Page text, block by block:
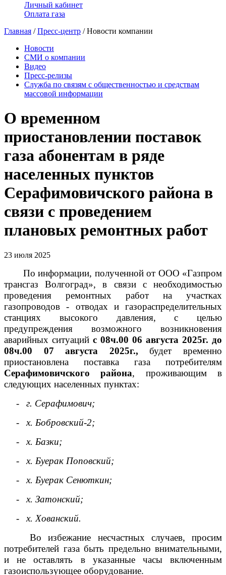
Личный кабинет
Оплата газа
Главная /Пресс-центр / Новости компании
Новости
СМИ о компании
Видео
Пресс-релизы
Служба по связям с общественностью и средствам
массовой информации
О временном
приостановлении поставок
газа абонентам в ряде
населенных пунктов
Серафимовичского района в
связи с проведением
плановых ремонтных работ
23 июля 2025
По информации, полученной от ООО «Газпром
трансгаз Волгоград», в связи с необходимостью
проведения ремонтных работ на участках
газопроводов - отводах и газораспределительных
станциях высокого давления, с целью
предупреждения возможного возникновения
аварийных ситуаций с 08ч.00 06 августа 2025г. до
08ч.00 07 августа 2025г.,
будет временно
приостановлена поставка газа потребителям
Серафимовичского района, проживающим в
следующих населенных пунктах:
-
г. Серафимович;
-
х. Бобровский-2;
-
х. Базки;
-
х. Буерак Поповский;
-
х. Буерак Сенюткин;
-
х. Затонский;
-
х. Хованский.
Во избежание несчастных случаев, просим
потребителей газа быть предельно внимательными,
и не оставлять в указанные часы включенным
газоиспользующее оборудование.